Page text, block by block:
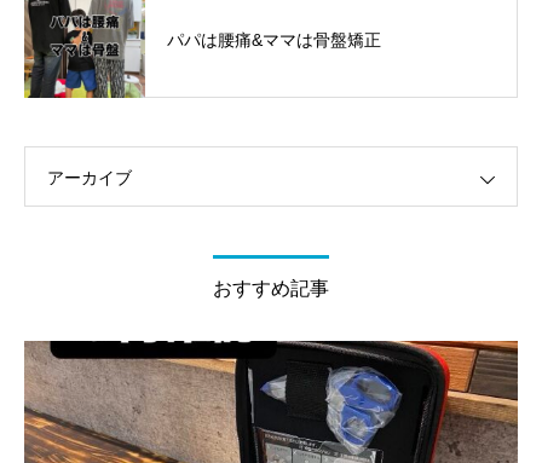
パパは腰痛&ママは骨盤矯正
アーカイブ
おすすめ記事